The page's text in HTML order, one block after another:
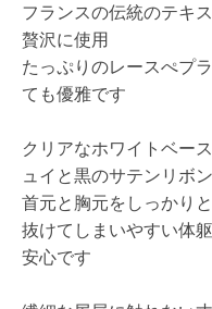
フランスの伝統のテキ
贅沢に使用
たっぷりのレースぺプ
ても優雅です
クリアなホワイトベー
ュイと黒のサテンリボン
首元と胸元をしっかり
抜けてしまいやすい体
安心です